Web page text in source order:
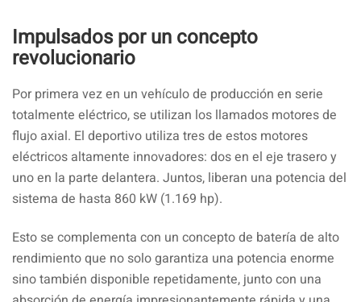
Impulsados por un concepto
revolucionario
Por primera vez en un vehículo de producción en serie
totalmente eléctrico, se utilizan los llamados motores de
flujo axial. El deportivo utiliza tres de estos motores
eléctricos altamente innovadores: dos en el eje trasero y
uno en la parte delantera. Juntos, liberan una potencia del
sistema de hasta 860 kW (1.169 hp).
Esto se complementa con un concepto de batería de alto
rendimiento que no solo garantiza una potencia enorme
sino también disponible repetidamente, junto con una